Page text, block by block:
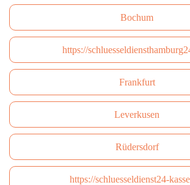
Bochum
https://
Frankfurt
Leverkusen
Rüdersdorf
https://schluesseldienst24-